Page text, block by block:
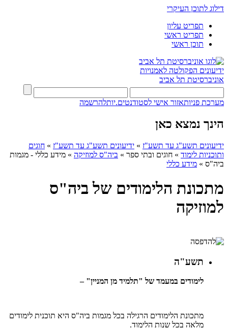
דילוג לתוכן העיקרי
תפריט עליון
תפריט ראשי
תוכן ראשי
ידיעונים הפקולטה לאמנויות
אוניברסיטת תל אביב
מערכת פניותאזור אישי לסטודנטים.יותלהרשמה
הינך נמצא כאן
ידיעונים תשע"ג עד תשע"ז » ידיעונים תשע"ג עד תשע"ז » חוגים
ותוכניות לימוד » חוגים ובתי ספר » ביה"ס למוזיקה » מידע כללי - מגמות
ביה"ס » מידע כללי
מתכונת הלימודים של ביה"ס
למוזיקה
תשע"ה
לימודים במעמד של "תלמיד מן המניין" –
מתכונת הלימודים הרגילה בכל מגמות ביה"ס היא תוכנית לימודים
מלאה בכל שנות הלימוד.